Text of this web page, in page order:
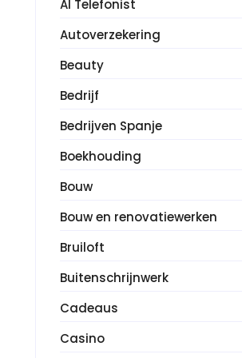
AI Telefonist
Autoverzekering
Beauty
Bedrijf
Bedrijven Spanje
Boekhouding
Bouw
Bouw en renovatiewerken
Bruiloft
Buitenschrijnwerk
Cadeaus
Casino